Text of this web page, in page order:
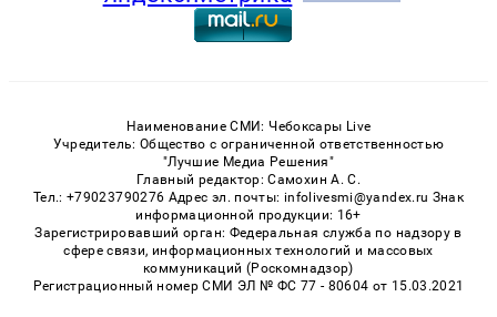
Наименование СМИ: Чебоксары Live
Учредитель: Общество с ограниченной ответственностью
"Лучшие Медиа Решения"
Главный редактор: Самохин А. С.
Тел.: +79023790276 Адрес эл. почты: infolivesmi@yandex.ru Знак
информационной продукции: 16+
Зарегистрировавший орган: Федеральная служба по надзору в
сфере связи, информационных технологий и массовых
коммуникаций (Роскомнадзор)
Регистрационный номер СМИ ЭЛ № ФС 77 - 80604 от 15.03.2021